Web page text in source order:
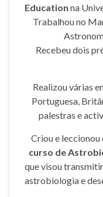
Education na
Trabalhou no
Recebeu dois
Realizou várias
Portuguesa,
palestras e
Criou e leccionou
curso de
que visou
astrobiologia e